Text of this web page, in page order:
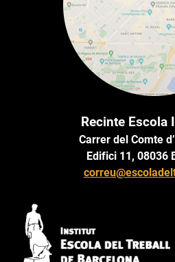
Recinte Escola
Carrer del Comte
Edifici 11, 08036